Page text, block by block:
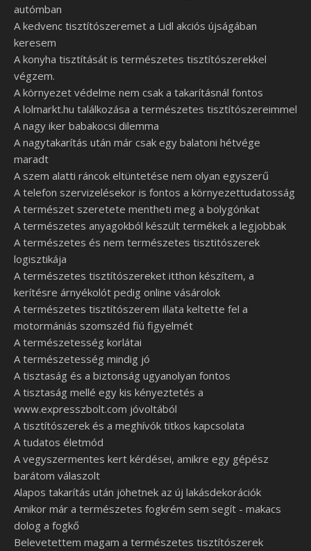
autómban
A kedvenc tisztítószeremet a Lidl akciós újságában
keresem
A konyha tisztítását is természetes tisztítószerekkel
végzem.
A környezet védelme nem csak a takarításnál fontos
A lolmarkt.hu találkozása a természetes tisztítószereimmel
A nagy iker babakocsi dilemma
A nagytakarítás után már csak egy balatoni hétvége
maradt
A szem alatti ráncok eltüntetése nem olyan egyszerű
A telefon szervizelésekor is fontos a környezettudatosság
A természet szeretete mentheti meg a bolygónkat
A természetes anyagokból készült termékek a legjobbak
A természetes és nem természetes tisztitószerek
logisztikája
A természetes tisztítószereket itthon készítem, a
kerítésre árnyékolót pedig online vásárolok
A természetes tisztítószerem illata keltette fel a
motormániás szomszéd fiú figyelmét
A természetesség korlátai
A természetesség mindig jó
A tisztaság és a biztonság ugyanolyan fontos
A tisztaság mellé egy kis kényeztetés a
www.expresszbolt.com jóvoltából
A tisztítószerek és a meghívók titkos kapcsolata
A tudatos életmód
A vegyszermentes kert kérdései, amikre egy gépész
barátom válaszolt
Alapos takarítás után jöhetnek az új lakásdekorációk
Amikor már a természetes fogkrém sem segít - makacs
dolog a fogkő
Belevetettem magam a természetes tisztítószerek